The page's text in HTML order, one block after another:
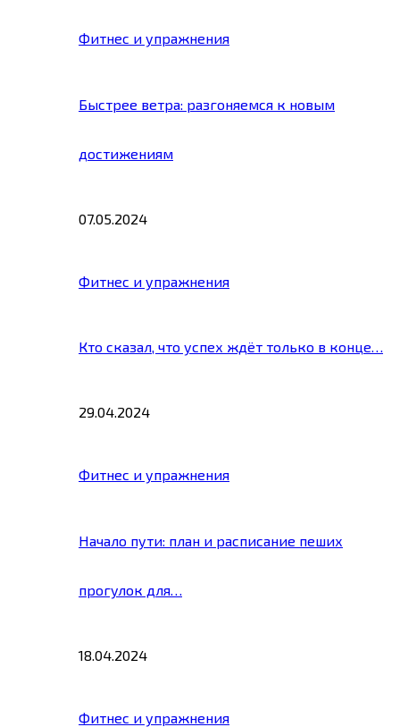
Фитнес и упражнения
Быстрее ветра: разгоняемся к новым
достижениям
07.05.2024
Фитнес и упражнения
Кто сказал, что успех ждёт только в конце…
29.04.2024
Фитнес и упражнения
Начало пути: план и расписание пеших
прогулок для…
18.04.2024
Фитнес и упражнения